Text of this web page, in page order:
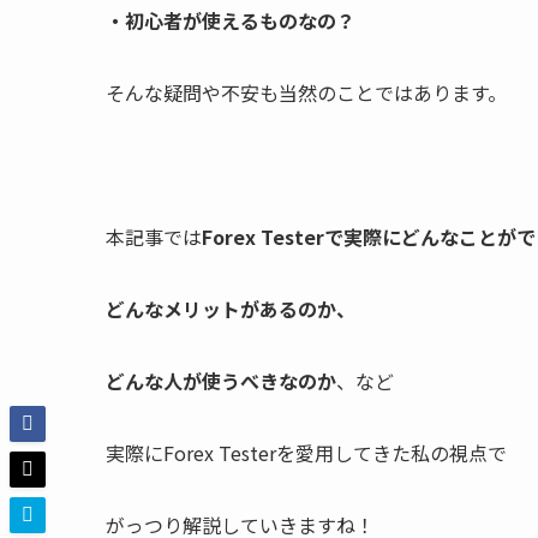
・初心者が使えるものなの？
そんな疑問や不安も当然のことではあります。
本記事ではForex Testerで実際にどんなことがで
どんなメリットがあるのか、
どんな人が使うべきなのか、など
実際にForex Testerを愛用してきた私の視点で
がっつり解説していきますね！